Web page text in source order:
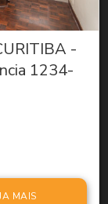
-
1234-
MAIS